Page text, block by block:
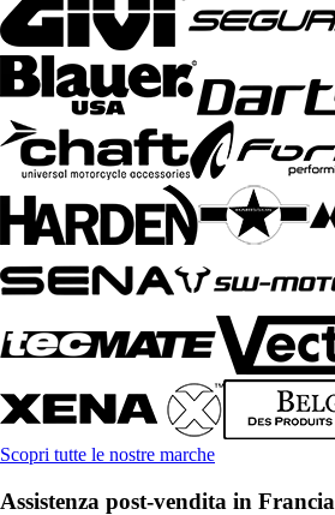
Scopri tutte le nostre marche
Assistenza post-vendita in Francia